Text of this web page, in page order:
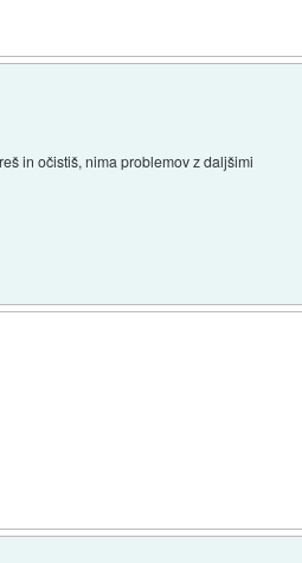
in očistiš, nima problemov z daljšimi